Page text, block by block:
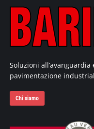
Soluzioni
pavimentazione
Chi siamo